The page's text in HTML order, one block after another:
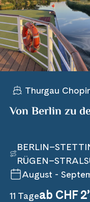
Thurgau
Von Berlin zu
August -
11 Tageab CHF